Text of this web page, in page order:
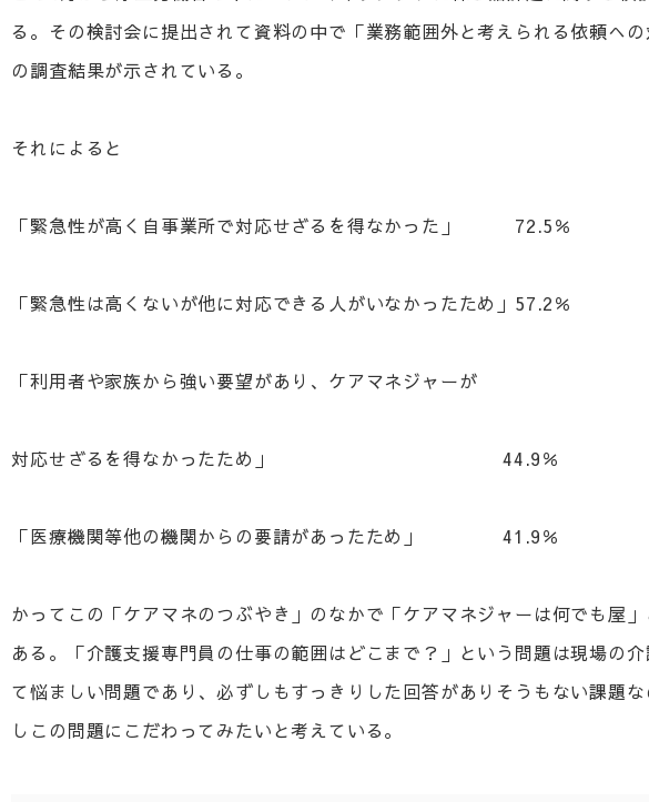
る。その検討会に提出されて資料の中で「業務範囲外と考えられる依頼へ
の調査結果が示されている。
それによると
「緊急性が高く自事業所で対応せざるを得なかった」 72.5％
「緊急性は高くないが他に対応できる人がいなかったため」57.2％
「利用者や家族から強い要望があり、ケアマネジャーが
対応せざるを得なかったため」 44.9％
「医療機関等他の機関からの要請があったため」 41.9％
かってこの「ケアマネのつぶやき」のなかで「ケアマネジャーは何でも屋
ある。「介護支援専門員の仕事の範囲はどこまで？」という問題は現場の
て悩ましい問題であり、必ずしもすっきりした回答がありそうもない課題
しこの問題にこだわってみたいと考えている。